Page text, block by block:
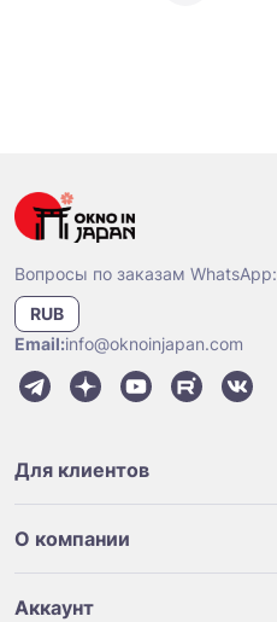
Вопросы по заказам WhatsApp:
RUB
Email:info@oknoinjapan.com
Для клиентов
О компании
Аккаунт